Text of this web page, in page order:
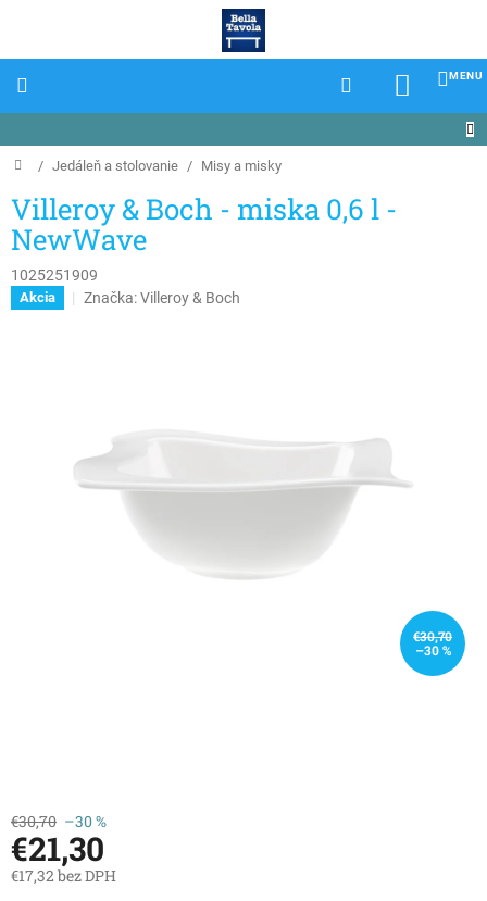
Domov
/ Jedáleň a stolovanie / Misy a misky
Villeroy & Boch - miska 0,6 l -
NewWave
1025251909
Akcia Značka:Villeroy & Boch
€30,70
–30 %
€30,70 –30 %
€21,30
€17,32 bez DPH